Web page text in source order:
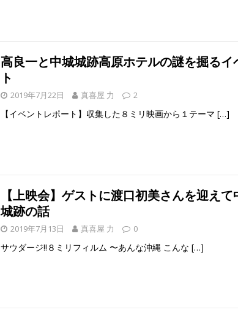
高良一と中城城跡高原ホテルの謎を掘るイ
ト
2019年7月22日 真喜屋 力 2
【イベントレポート】収集した８ミリ映画から１テーマ […]
【上映会】ゲストに渡口初美さんを迎えて
城跡の話
2019年7月13日 真喜屋 力 0
サウダージ!!８ミリフィルム 〜あんな沖縄 こんな […]